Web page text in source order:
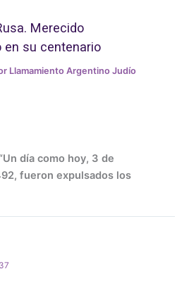
Merecido
en su centenario
Llamamiento Argentino Judío
día como hoy, 3 de
fueron expulsados los